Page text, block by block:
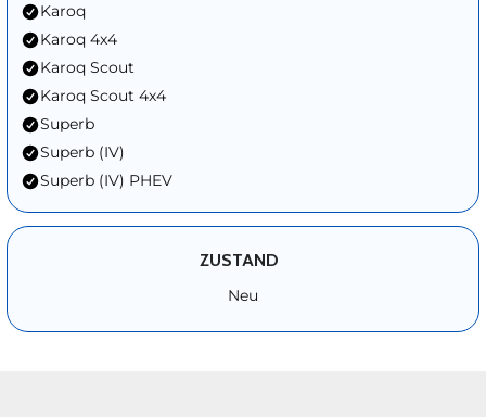
Karoq
Karoq 4x4
Karoq Scout
Karoq Scout 4x4
Superb
Superb (IV)
Superb (IV) PHEV
ZUSTAND
Neu